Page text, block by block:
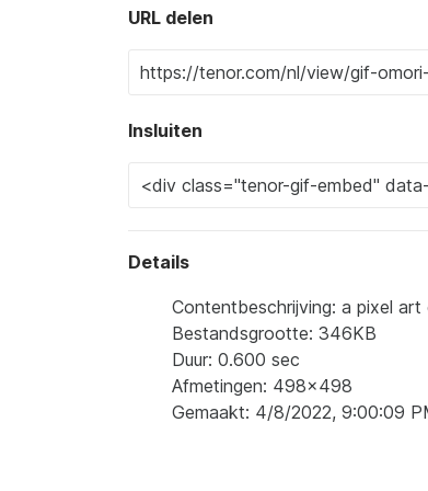
URL delen
Insluiten
Details
Contentbeschrijving: a pixel
Bestandsgrootte: 346KB
Duur: 0.600 sec
Afmetingen: 498x498
Gemaakt: 4/8/2022, 9:00:09